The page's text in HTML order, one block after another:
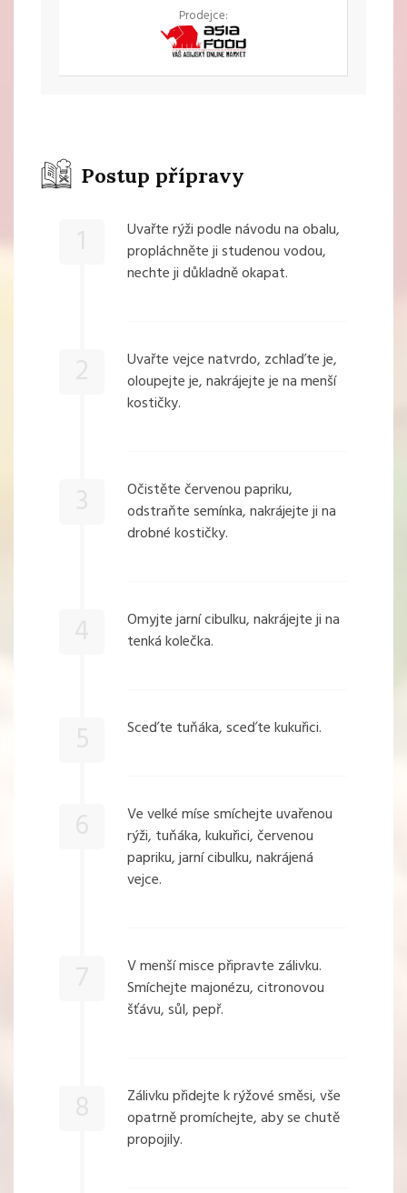
Prodejce:
Postup přípravy
Uvařte rýži podle návodu na obalu,
propláchněte ji studenou vodou,
nechte ji důkladně okapat.
Uvařte vejce natvrdo, zchlaďte je,
oloupejte je, nakrájejte je na menší
kostičky.
Očistěte červenou papriku,
odstraňte semínka, nakrájejte ji na
drobné kostičky.
Omyjte jarní cibulku, nakrájejte ji na
tenká kolečka.
Sceďte tuňáka, sceďte kukuřici.
Ve velké míse smíchejte uvařenou
rýži, tuňáka, kukuřici, červenou
papriku, jarní cibulku, nakrájená
vejce.
V menší misce připravte zálivku.
Smíchejte majonézu, citronovou
šťávu, sůl, pepř.
Zálivku přidejte k rýžové směsi, vše
opatrně promíchejte, aby se chutě
propojily.